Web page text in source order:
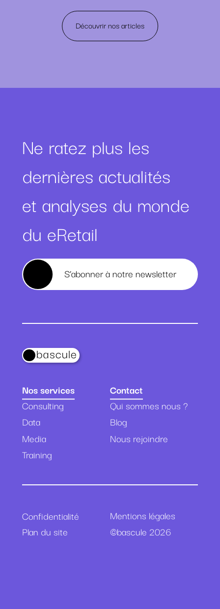
Découvrir nos articles
Ne ratez plus les
dernières actualités
et analyses du monde
du eRetail
S’abonner à notre newsletter
Nos services
Consulting
Data
Media
Training
Contact
Qui sommes nous ?
Blog
Nous rejoindre
bascule
Confidentialité
Mentions légales
Plan du site
©bascule 2026